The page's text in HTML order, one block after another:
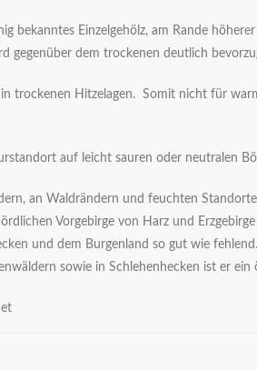
bekanntes Einzelgehölz, am Rande
dem trockenen deutlich
trockenen Hitzelagen. Somit nicht für
auf leicht sauren oder neutralen
an Waldrändern und feuchten
Vorgebirge von Harz und
und dem Burgenland so gut wie
sowie in Schlehenhecken ist er ein